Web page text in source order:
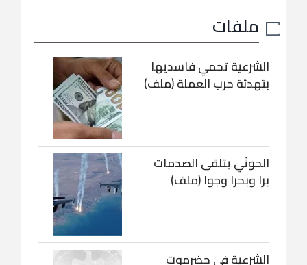
ملفات
الشرعية تحمي فاسديها
بتهدئة حرب العملة (ملف)
الحوثي يتلقى الصدمات
برا وبحرا وجوا (ملف)
الشرعية في حضرموت